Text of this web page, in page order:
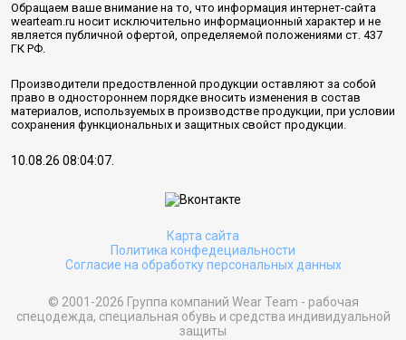
Обращаем ваше внимание на то, что информация интернет-сайта
wearteam.ru носит исключительно информационный характер и не
является публичной офертой, определяемой положениями ст. 437
ГК РФ.
Производители предоствленной продукции оставляют за собой
право в одностороннем порядке вносить изменения в состав
материалов, используемых в производстве продукции, при условии
сохранения функциональных и защитных свойст продукции.
10.08.26 08:04:07.
Карта сайта
Политика конфедециальности
Согласие на обработку персональных данных
© 2001-2026 Группа компаний Wear Team - рабочая
спецодежда, специальная обувь и средства индивидуальной
защиты